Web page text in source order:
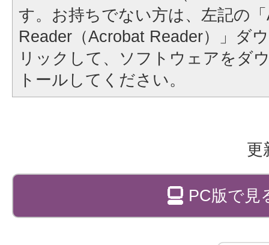
す。お持ちでない方は、左記の
Reader（Acrobat Reader）」ダ
リックして、ソフトウェアをダ
トールしてください。
更
PC版で見